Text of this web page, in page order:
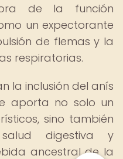
de la función
un expectorante
de flemas y la
respiratorias.
la inclusión del anís
aporta no solo un
sino también
digestiva y
ancestral de la